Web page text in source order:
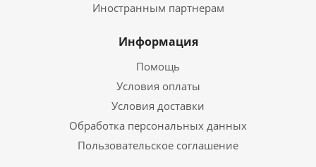
Иностранным партнерам
Информация
Помощь
Условия оплаты
Условия доставки
Обработка персональных данных
Пользовательское соглашение